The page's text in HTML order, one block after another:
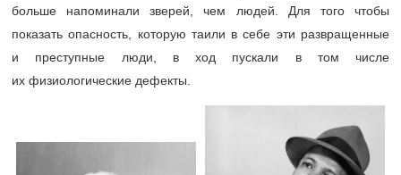
больше напоминали зверей, чем людей. Для того чтобы
показать опасность, которую таили в себе эти развращенные
и преступные люди, в ход пускали в том числе
их физиологические дефекты.